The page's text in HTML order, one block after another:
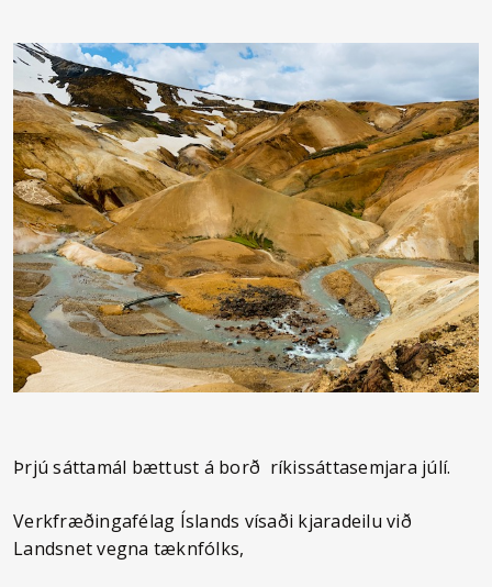
Þrjú sáttamál bættust á borð ríkissáttasemjara júlí.
Verkfræðingafélag Íslands vísaði kjaradeilu við
Landsnet vegna tæknfólks,